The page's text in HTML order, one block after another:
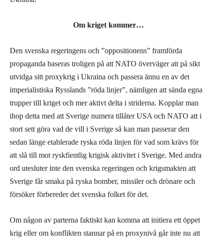
Om kriget kommer…
Den svenska regeringens och ”oppositionens” framförda
propaganda baseras troligen på att NATO överväger att på sikt
utvidga sitt proxykrig i Ukraina och passera ännu en av det
imperialistiska Rysslands ”röda linjer”, nämligen att sända egna
trupper till kriget och mer aktivt delta i striderna. Kopplar man
ihop detta med att Sverige numera tillåter USA och NATO att i
stort sett göra vad de vill i Sverige så kan man passerar den
sedan länge etablerade ryska röda linjen för vad som krävs för
att slå till mot ryskfientlig krigisk aktivitet i Sverige. Med andra
ord utesluter inte den svenska regeringen och krigsmakten att
Sverige får smaka på ryska bomber, missiler och drönare och
försöker förbereder det svenska folket för det.
Om någon av parterna faktiskt kan komma att initiera ett öppet
krig eller om konflikten stannar på en proxynivå går inte nu att